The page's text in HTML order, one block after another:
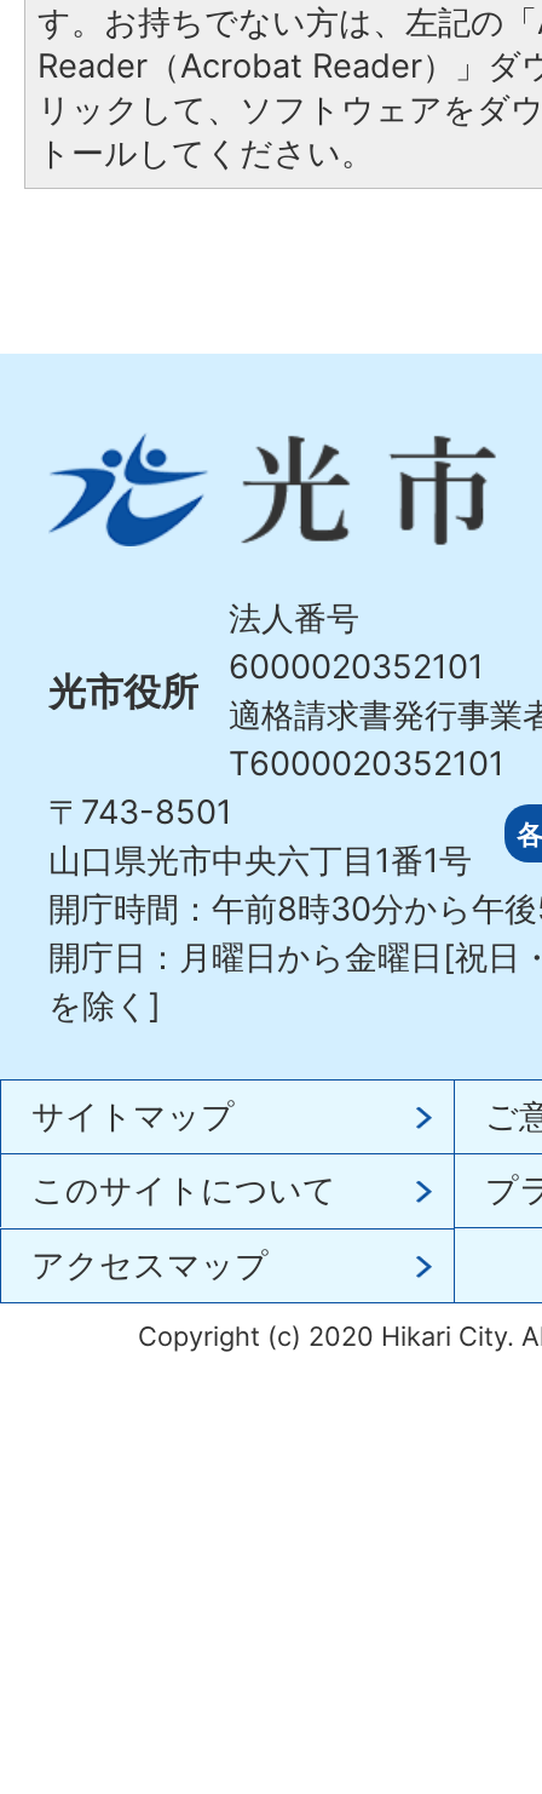
す。お持ちでない方は、左記の
Reader（Acrobat Reader）」ダ
リックして、ソフトウェアをダ
トールしてください。
市
Hikari
光市役所
法人番号
6000020352101
適格請求書発行事業
T6000020352101
〒743-8501
山口県光市中央六丁目1番1号
開庁時間：午前8時30分から午
開庁日：月曜日から金曜日[祝日
を除く]
サイトマップ
ご
このサイトについて
プ
アクセスマップ
Copyright (c) 2020 Hikari City.